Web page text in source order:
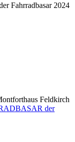
Fahrradbasar 2024
Feldkirch
der